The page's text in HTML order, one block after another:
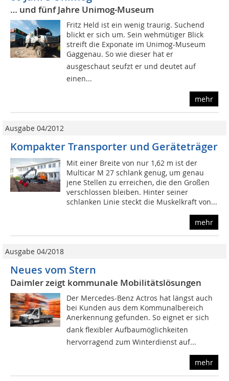
… und fünf Jahre Unimog-Museum
Fritz Held ist ein wenig traurig. Suchend
blickt er sich um. Sein wehmütiger Blick
streift die Exponate im Unimog-Museum
Gaggenau. So wie dieser hat er
ausgeschaut seufzt er und deutet auf
einen...
mehr
Ausgabe 04/2012
Kompakter Transporter und Geräteträger
Mit einer Breite von nur 1,62 m ist der
Multicar M 27 schlank genug, um genau
jene Stellen zu erreichen, die den Großen
verschlossen bleiben. Hinter seiner
schlanken Linie steckt die Muskelkraft von...
mehr
Ausgabe 04/2018
Neues vom Stern
Daimler zeigt kommunale Mobilitätslösungen
Der Mercedes-Benz Actros hat längst auch
bei Kunden aus dem Kommunal­bereich
Anerkennung gefunden. So eignet er sich 
dank flexibler Aufbau­möglichkeiten 
hervorragend zum Winterdienst auf...
mehr